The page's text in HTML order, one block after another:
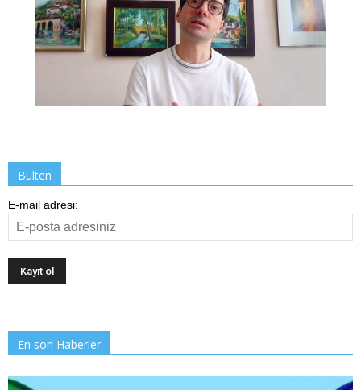
Bülten
E-mail adresi:
En son Haberler